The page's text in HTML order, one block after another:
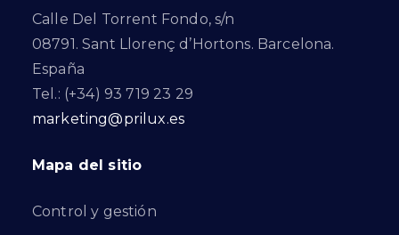
Calle Del Torrent Fondo, s/n
08791. Sant Llorenç d’Hortons. Barcelona.
España
Tel.: (+34) 93 719 23 29
marketing@prilux.es
Mapa del sitio
Control y gestión